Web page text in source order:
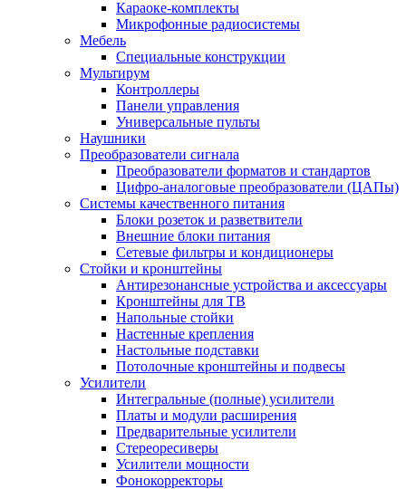
Караоке-комплекты
Микрофонные радиосистемы
Мебель
Специальные конструкции
Мультирум
Контроллеры
Панели управления
Универсальные пульты
Наушники
Преобразователи сигнала
Преобразователи форматов и стандартов
Цифро-аналоговые преобразователи (ЦАПы)
Системы качественного питания
Блоки розеток и разветвители
Внешние блоки питания
Сетевые фильтры и кондиционеры
Стойки и кронштейны
Антирезонансные устройства и аксессуары
Кронштейны для ТВ
Напольные стойки
Настенные крепления
Настольные подставки
Потолочные кронштейны и подвесы
Усилители
Интегральные (полные) усилители
Платы и модули расширения
Предварительные усилители
Стереоресиверы
Усилители мощности
Фонокорректоры